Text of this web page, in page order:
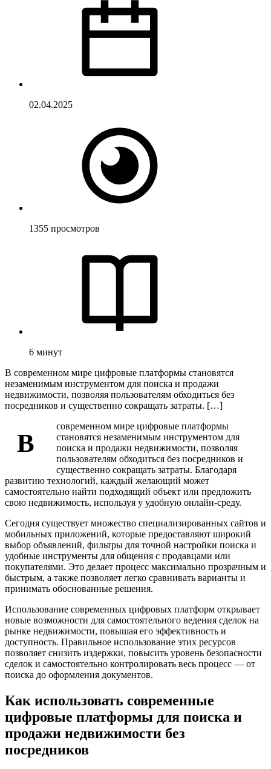
02.04.2025
1355 просмотров
6 минут
В современном мире цифровые платформы становятся
незаменимым инструментом для поиска и продажи
недвижимости, позволяя пользователям обходиться без
посредников и существенно сокращать затраты. […]
В
современном мире цифровые платформы
становятся незаменимым инструментом для
поиска и продажи недвижимости, позволяя
пользователям обходиться без посредников и
существенно сокращать затраты. Благодаря
развитию технологий, каждый желающий может
самостоятельно найти подходящий объект или предложить
свою недвижимость, используя у удобную онлайн-среду.
Сегодня существует множество специализированных сайтов и
мобильных приложений, которые предоставляют широкий
выбор объявлений, фильтры для точной настройки поиска и
удобные инструменты для общения с продавцами или
покупателями. Это делает процесс максимально прозрачным и
быстрым, а также позволяет легко сравнивать варианты и
принимать обоснованные решения.
Использование современных цифровых платформ открывает
новые возможности для самостоятельного ведения сделок на
рынке недвижимости, повышая его эффективность и
доступность. Правильное использование этих ресурсов
позволяет снизить издержки, повысить уровень безопасности
сделок и самостоятельно контролировать весь процесс — от
поиска до оформления документов.
Как использовать современные
цифровые платформы для поиска и
продажи недвижимости без
посредников